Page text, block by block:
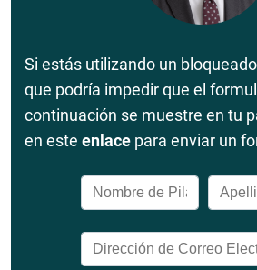
Si estás utilizando un
que podría impedir que el
continuación se muestre en tu
en este enlace para enviar un